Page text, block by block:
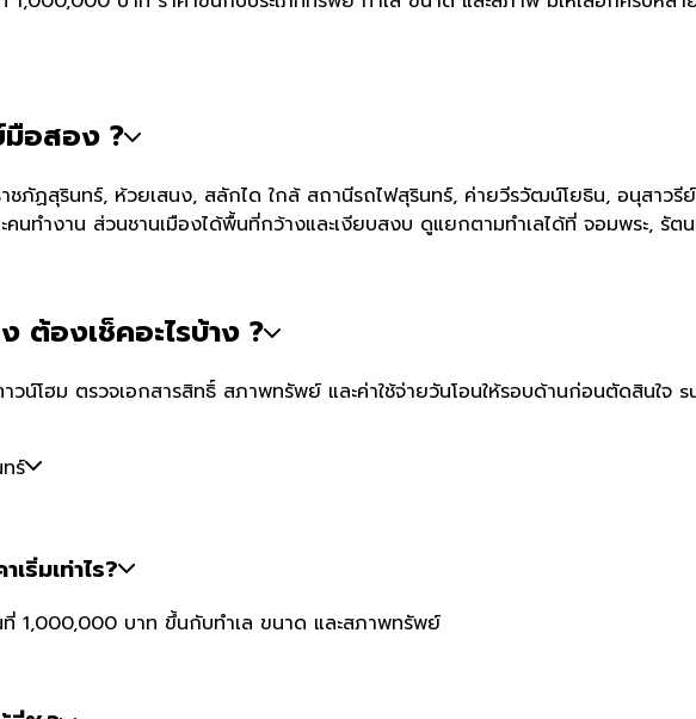
มือสอง ?
ชภัฏสุรินทร์, ห้วยเสนง, สลักได ใกล้ สถานีรถไฟสุรินทร์, ค่ายวีรวัฒน์โยธิน, อนุสาว
คนทำงาน ส่วนชานเมืองได้พื้นที่กว้างและเงียบสงบ ดูแยกตามทำเลได้ที่ จอมพระ, รัต
องเช็คอะไรบ้าง ?
วน์โฮม ตรวจเอกสารสิทธิ์ สภาพทรัพย์ และค่าใช้จ่ายวันโอนให้รอบด้านก่อนตัดสินใ
ร์
ริ่มเท่าไร?
1,000,000 บาท ขึ้นกับทำเล ขนาด และสภาพทรัพย์